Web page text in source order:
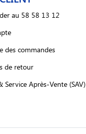
au 58 58 13 12
des commandes
de retour
Service Après-Vente (SAV)